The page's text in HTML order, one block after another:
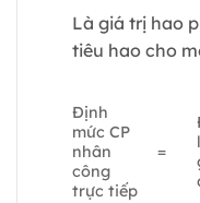
Là giá trị hao
tiêu hao cho
Định
mức CP
nhân
công
trực tiếp
=